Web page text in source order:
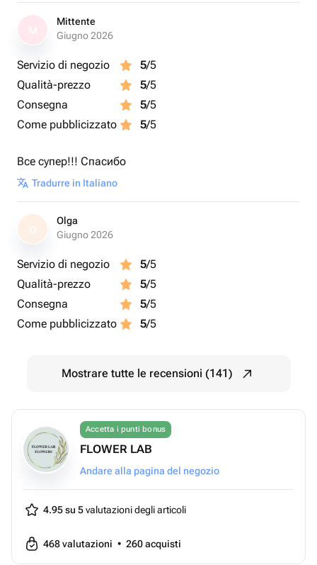
Mittente
Giugno 2026
Servizio di negozio 5/5
Qualità-prezzo
5/5
Consegna
5/5
Come pubblicizzato
5/5
Все супер!!! Спасибо
Tradurre in Italiano
O
Olga
Giugno 2026
Servizio di negozio 5/5
Qualità-prezzo
5/5
Consegna
5/5
Come pubblicizzato
5/5
Mostrare tutte le recensioni (141)
Accetta i punti bonus
FLOWER LAB
Andare alla pagina del negozio
4.95 su 5valutazioni degli articoli
468valutazioni • 260acquisti